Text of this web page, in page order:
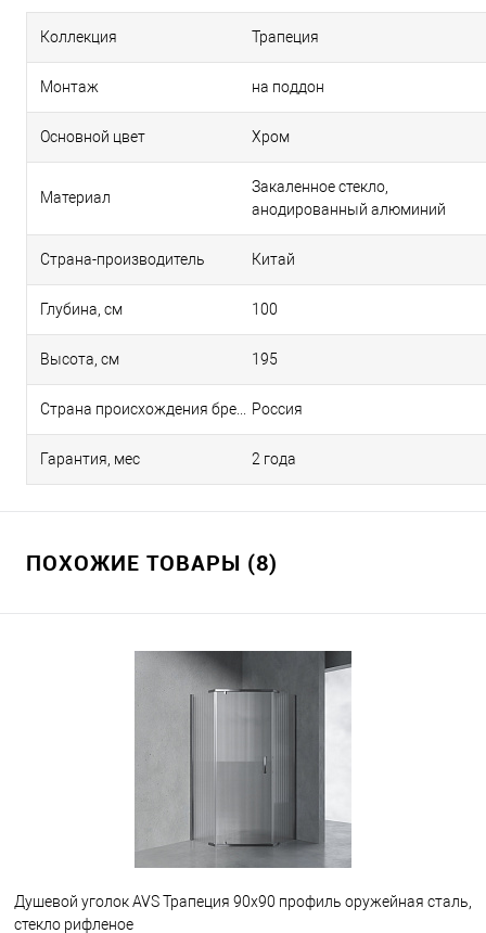
Коллекция Трапеция
Монтаж на поддон
Основной цвет Хром
Материал
Закаленное стекло,
анодированный алюминий
Страна-производитель Китай
Глубина, см 100
Высота, см 195
Россия
Гарантия, мес 2 года
ПОХОЖИЕ ТОВАРЫ (8)
Душевой уголок AVS Трапеция 90x90 профиль оружейная сталь,
стекло рифленое